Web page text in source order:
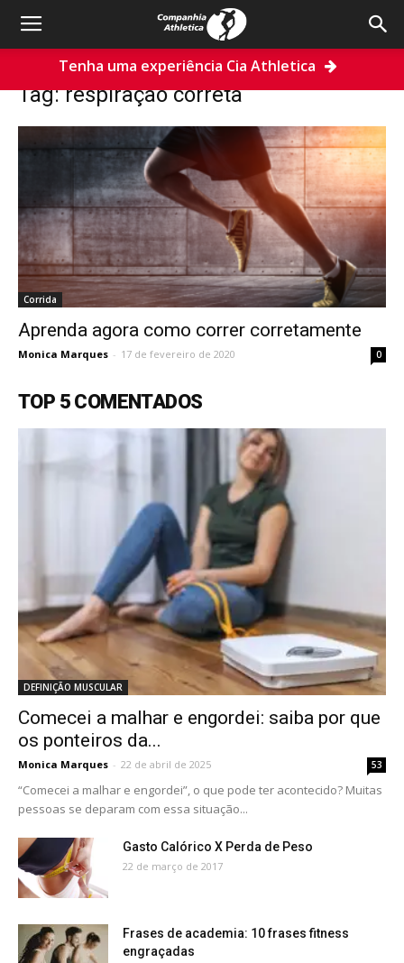
Tenha uma experiência Cia Athletica
Tags Respiração correta
Tag: respiração correta
Corrida
Aprenda agora como correr corretamente
Monica Marques - 17 de fevereiro de 2020 0
TOP 5 COMENTADOS
DEFINIÇÃO MUSCULAR
Comecei a malhar e engordei: saiba por que
os ponteiros da...
Monica Marques - 22 de abril de 2025 53
“Comecei a malhar e engordei”, o que pode ter acontecido? Muitas
pessoas se deparam com essa situação...
Gasto Calórico X Perda de Peso
22 de março de 2017
Frases de academia: 10 frases fitness
engraçadas